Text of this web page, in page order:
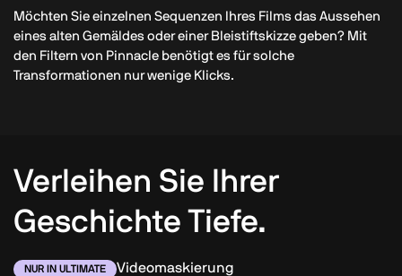
Möchten Sie einzelnen Sequenzen Ihres Films das Aussehen
eines alten Gemäldes oder einer Bleistiftskizze geben? Mit
den Filtern von Pinnacle benötigt es für solche
Transformationen nur wenige Klicks.
Verleihen Sie Ihrer
Geschichte Tiefe.
NUR IN ULTIMATE Videomaskierung